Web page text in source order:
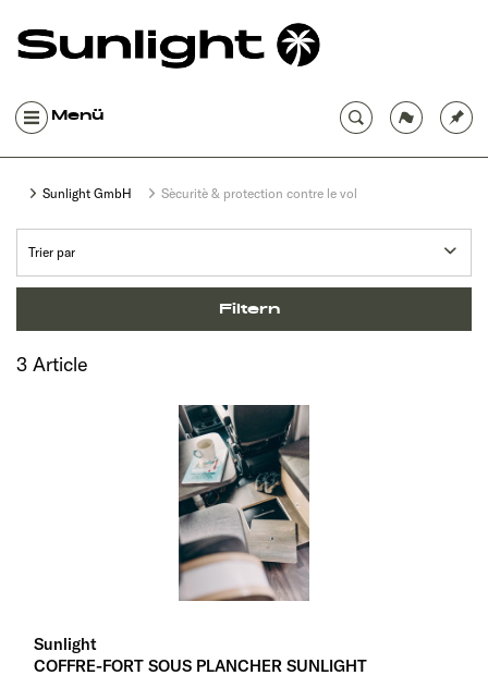
Menü
Sunlight GmbH Sècuritè & protection contre le vol
Filtern
3 Article
Sunlight
COFFRE-FORT SOUS PLANCHER SUNLIGHT